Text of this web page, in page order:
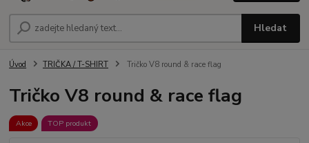
Hledat
Úvod TRIČKA / T-SHIRT Tričko V8 round & race flag
Tričko V8 round & race flag
Akce TOP produkt